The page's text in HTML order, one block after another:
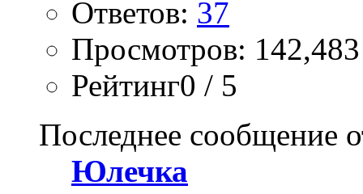
Ответов: 37
Просмотров: 142,483
Рейтинг0 / 5
Последнее сообщение
Юлечка